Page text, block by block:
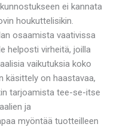
ei kannata
houkuttelisikin.
osaamista vaativissa
helposti virheitä, joilla
vaikutuksia koko
käsittely on haastavaa,
tarjoamista tee-se-itse
ja
myöntää tuotteilleen